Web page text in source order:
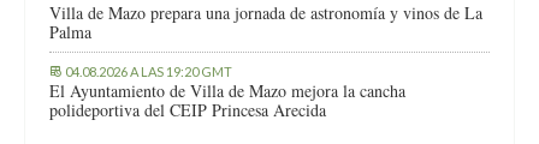
Villa de Mazo prepara una jornada de astronomía y vinos de La
Palma
04.08.2026 A LAS 19:20 GMT
El Ayuntamiento de Villa de Mazo mejora la cancha
polideportiva del CEIP Princesa Arecida